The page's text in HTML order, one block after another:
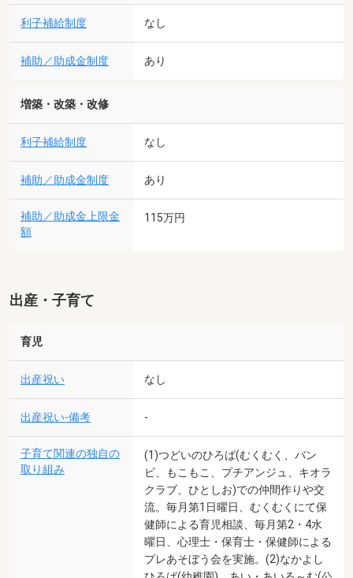
利子補給制度 なし
補助／助成金制度 あり
増築・改築・改修
利子補給制度 なし
補助／助成金制度 あり
補助／助成金上限金
額
115万円
出産・子育て
育児
出産祝い なし
出産祝い-備考 -
子育て関連の独自の
取り組み
(1)つどいのひろば(むくむく、バン
ビ、もこもこ、プチアンジュ、キオラ
クラブ、ひとしお)での仲間作りや交
流。毎月第1日曜日、むくむくにて保
健師による育児相談、毎月第2・4水
曜日、心理士・保育士・保健師による
プレあそぼう会を実施。(2)なかよし